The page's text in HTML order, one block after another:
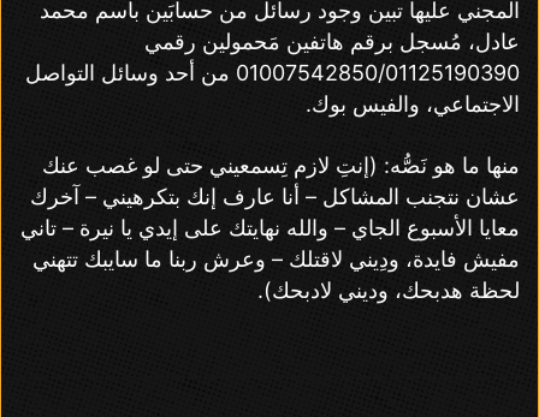
المجني عليها تبين وجود رسائل من حسابَين باسم محمد
عادل، مُسجل برقم هاتفين مَحمولين رقمي
01007542850/01125190390 من أحد وسائل التواصل
الاجتماعي، والفيس بوك.
منها ما هو نَصُّه: (إنتِ لازم تِسمعيني حتى لو غصب عنك
عشان نتجنب المشاكل – أنا عارف إنك بتكرهيني – آخرك
معايا الأسبوع الجاي – والله نهايتك على إيدي يا نيرة – تاني
مفيش فايدة، ودِيني لاقتلك – وعرش ربنا ما سايبك تتهني
لحظة هدبحك، وديني لادبحك).